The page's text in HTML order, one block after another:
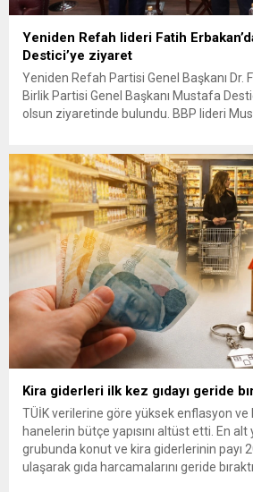
Yeniden Refah lideri Fatih
Destici’ye ziyaret
Yeniden Refah Partisi Genel Başkanı Dr.
Birlik Partisi Genel Başkanı Mustafa
olsun ziyaretinde bulundu. BBP lideri
başkan seçilmesi nedeniyle hayırlı
Erbakan’a, Genel Başkan Yardımcıları...
Kira giderleri ilk kez gıdayı geride
TÜİK verilerine göre yüksek enflasyon ve
hanelerin bütçe yapısını altüst etti. En alt
grubunda konut ve kira giderlerinin payı
ulaşarak gıda harcamalarını geride